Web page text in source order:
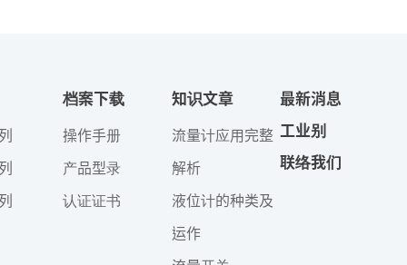
档案下载
操作手册
产品型录
认证证书
知识文章
流量计应用完整
解析
液位计的种类及
运作
最新消息
工业别
联络我们